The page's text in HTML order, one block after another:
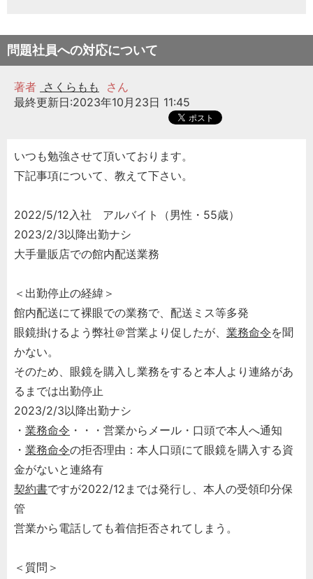
問題社員への対応について
著者 さくらもも
さん
最終更新日:2023年10月23日 11:45
いつも勉強させて頂いております。
下記事項について、教えて下さい。
2022/5/12入社 アルバイト（男性・55歳）
2023/2/3以降出勤ナシ
大手量販店での館内配送業務
＜出勤停止の経緯＞
館内配送にて裸眼での業務で、配送ミス等多発
眼鏡掛けるよう弊社＠営業より促したが、 業務命令を聞
かない。
そのため、眼鏡を購入し業務をすると本人より連絡があ
るまでは出勤停止
2023/2/3以降出勤ナシ
・ 業務命令 ・・・営業からメール・口頭で本人へ通知
・ 業務命令の拒否理由：本人口頭にて眼鏡を購入する資
金がないと連絡有
契約書ですが2022/12までは発行し、本人の受領印分保
管
営業から電話しても着信拒否されてしまう。
＜質問＞